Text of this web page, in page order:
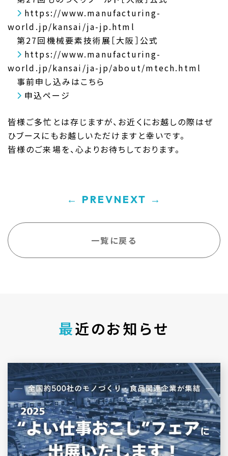
https://www.manufacturing-
world.jp/kansai/ja-jp.html
第27回機械要素技術展［大阪］公式
https://www.manufacturing-
world.jp/kansai/ja-jp/about/mtech.html
事前申し込みはこちら
申込ページ
皆様ご多忙とは存じますが、お近くにお越しの際はぜ
ひブースにもお越しいただけますと幸いです。
皆様のご来場を、心よりお待ちしております。
← PREVNEXT →
一覧に戻る
最近のお知らせ